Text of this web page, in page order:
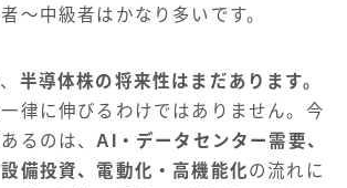
〜中級者はかなり多いです。
半導体株の将来性はまだあります。
律に伸びるわけではありません。今
るのは、 AI・データセンター需要、
備投資、電動化・高機能化の流れに